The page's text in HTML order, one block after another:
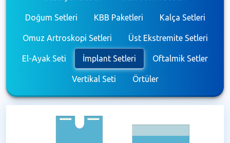
Doğum Setleri KBB Paketleri Kalça Setleri
Omuz Artroskopi Setleri Üst Ekstremite Setleri
El-Ayak Seti İmplant Setleri Oftalmik Setler
Vertikal Seti Örtüler